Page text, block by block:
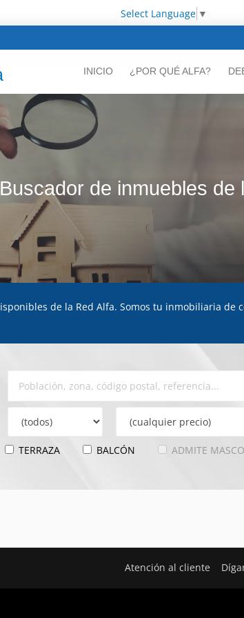
Select Language ▼
INICIO ¿POR QUÉ ALFA?
Buscador de inmuebles de
de la Red Alfa. Somos tu inmobiliaria de
TERRAZA BALCÓN ADMITE
Atención al cliente